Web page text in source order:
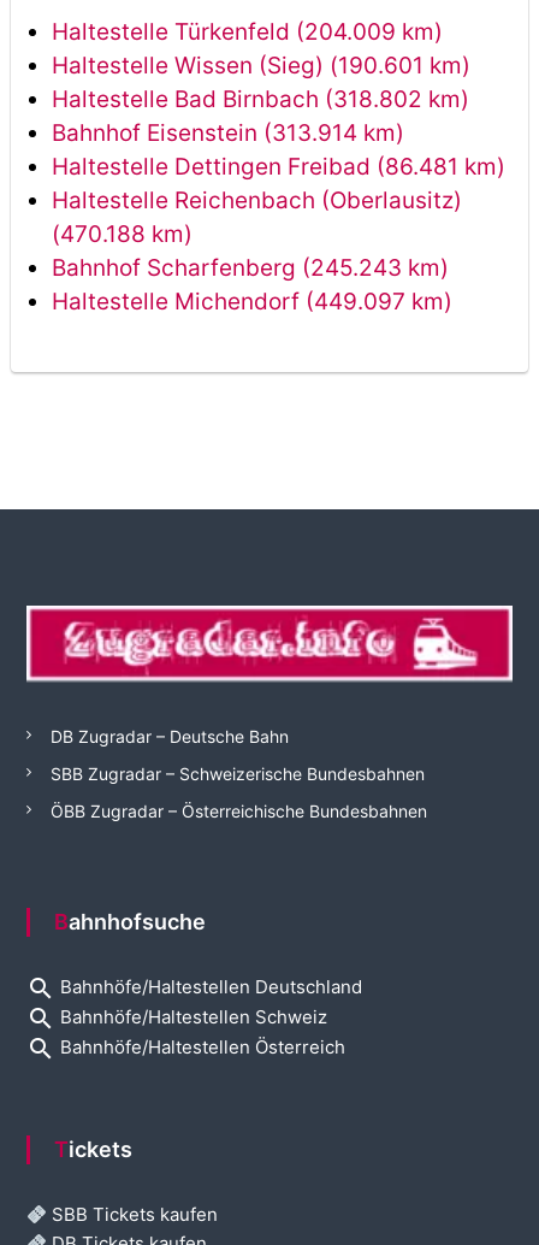
Haltestelle Türkenfeld (204.009 km)
Haltestelle Wissen (Sieg) (190.601 km)
Haltestelle Bad Birnbach (318.802 km)
Bahnhof Eisenstein (313.914 km)
Haltestelle Dettingen Freibad (86.481 km)
Haltestelle Reichenbach (Oberlausitz)
(470.188 km)
Bahnhof Scharfenberg (245.243 km)
Haltestelle Michendorf (449.097 km)
DB Zugradar – Deutsche Bahn
SBB Zugradar – Schweizerische Bundesbahnen
ÖBB Zugradar – Österreichische Bundesbahnen
Bahnhofsuche
search Bahnhöfe/Haltestellen Deutschland
search Bahnhöfe/Haltestellen Schweiz
search Bahnhöfe/Haltestellen Österreich
Tickets
SBB Tickets kaufen